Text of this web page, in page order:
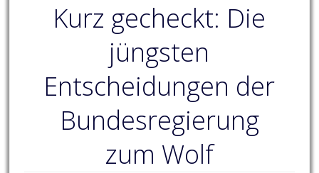
Kurz gecheckt: Die
jüngsten
Entscheidungen der
Bundesregierung
zum Wolf